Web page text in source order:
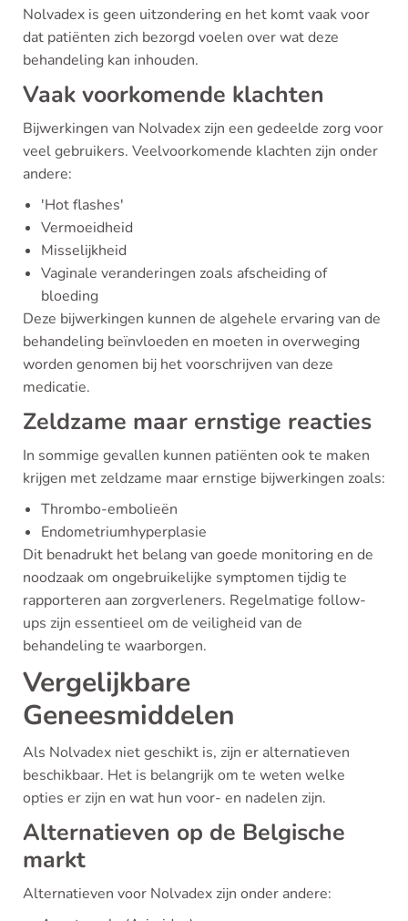
Nolvadex is geen uitzondering en het komt vaak voor
dat patiënten zich bezorgd voelen over wat deze
behandeling kan inhouden.
Vaak voorkomende klachten
Bijwerkingen van Nolvadex zijn een gedeelde zorg voor
veel gebruikers. Veelvoorkomende klachten zijn onder
andere:
'Hot flashes'
Vermoeidheid
Misselijkheid
Vaginale veranderingen zoals afscheiding of
bloeding
Deze bijwerkingen kunnen de algehele ervaring van de
behandeling beïnvloeden en moeten in overweging
worden genomen bij het voorschrijven van deze
medicatie.
Zeldzame maar ernstige reacties
In sommige gevallen kunnen patiënten ook te maken
krijgen met zeldzame maar ernstige bijwerkingen zoals:
Thrombo-embolieën
Endometriumhyperplasie
Dit benadrukt het belang van goede monitoring en de
noodzaak om ongebruikelijke symptomen tijdig te
rapporteren aan zorgverleners. Regelmatige follow-
ups zijn essentieel om de veiligheid van de
behandeling te waarborgen.
Vergelijkbare
Geneesmiddelen
Als Nolvadex niet geschikt is, zijn er alternatieven
beschikbaar. Het is belangrijk om te weten welke
opties er zijn en wat hun voor- en nadelen zijn.
Alternatieven op de Belgische
markt
Alternatieven voor Nolvadex zijn onder andere: